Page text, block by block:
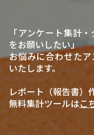
「アンケート集計
をお願いしたい」
お悩みに合わせた
いたします。
レポート（報告書）
無料集計ツールはこ